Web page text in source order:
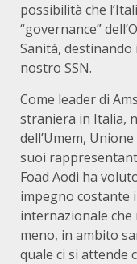
possibilità che
“governance”
Sanità,
nostro SSN.
Come leader di
straniera in Italia,
dell’Umem,
suoi
Foad Aodi ha
impegno costante
internazionale che
meno, in ambito
quale ci si attende